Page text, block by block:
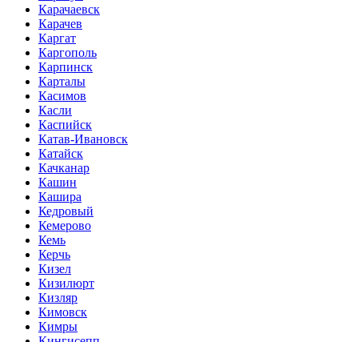
Карачаевск
Карачев
Каргат
Каргополь
Карпинск
Карталы
Касимов
Касли
Каспийск
Катав-Ивановск
Катайск
Качканар
Кашин
Кашира
Кедровый
Кемерово
Кемь
Керчь
Кизел
Кизилюрт
Кизляр
Кимовск
Кимры